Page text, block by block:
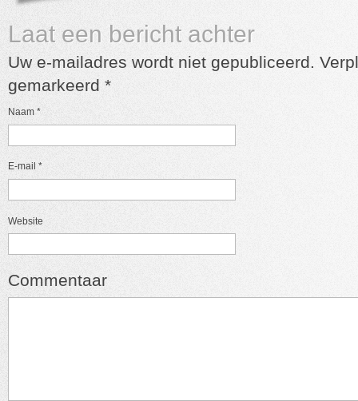
Laat een bericht achter
Uw e-mailadres wordt niet gepubliceerd.
gemarkeerd *
Naam *
E-mail *
Website
Commentaar